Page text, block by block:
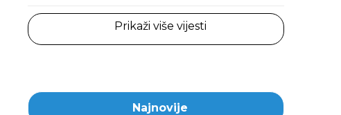
Prikaži više vijesti
Najnovije